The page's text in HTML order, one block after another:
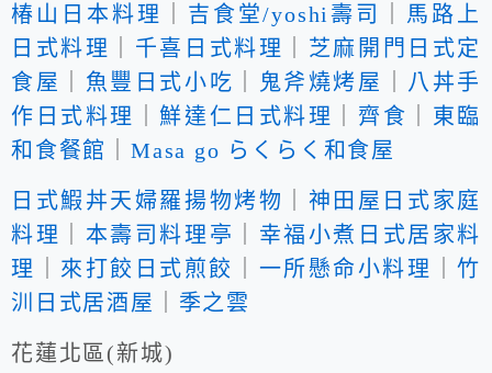
椿山日本料理
吉食堂/yoshi壽司
馬路上
日式料理
千喜日式料理
芝麻開門日式定
食屋
魚豐日式小吃 鬼斧燒烤屋
八丼手
作日式料理
鮮達仁日式料理 齊食
東臨
和食餐館
｜Masa go らくらく和食屋
日式鰕丼天婦羅揚物烤物
神田屋日式家庭
料理
本壽司料理亭
幸福小煮日式居家料
理
來打餃日式煎餃 一所懸命小料理 ｜竹
汌日式居酒屋
季之雲
花蓮北區(新城)